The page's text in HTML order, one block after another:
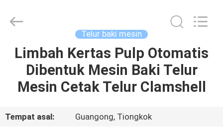
RUMAH
PRODUK
VIDEO
Equipment
Telur baki mesin
Limbah Kertas Pulp Otomatis
Dibentuk Mesin Baki Telur
Mesin Cetak Telur Clamshell
Tempat asal:
Guangong, Tiongkok